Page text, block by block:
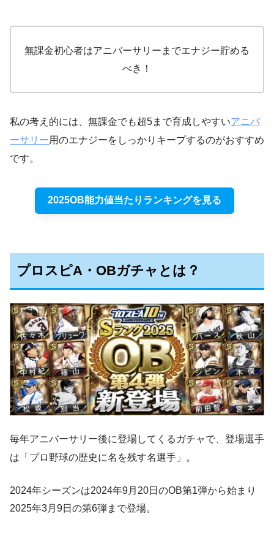
無課金初心者はアニバーサリーまでエナジー貯める
べき！
私の考え的には、無課金でも超5まで育成しやすいアニバ
ーサリー用のエナジーをしっかりキープするのがおすすめ
です。
2025OB能力値当たりランキングを見る
プロスピA・OBガチャとは？
毎年アニバーサリー後に登場してくるガチャで、登場選手
は「プロ野球の歴史に名を残す名選手」。
2024年シーズンは2024年9月20日のOB第1弾から始まり
2025年3月9日の第6弾まで登場。